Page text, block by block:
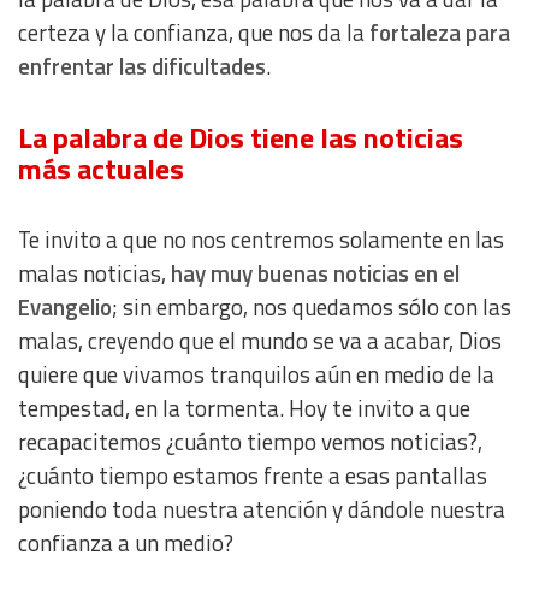
certeza y la confianza, que nos da lafortaleza para
enfrentar las dificultades.
La palabra de Dios tiene las noticias
más actuales
Te invito a que no nos centremos solamente en las
malas noticias, hay muy buenas noticias en el
Evangelio; sin embargo, nos quedamos sólo con las
malas, creyendo que el mundo se va a acabar, Dios
quiere que vivamos tranquilos aún en medio de la
tempestad, en la tormenta. Hoy te invito a que
recapacitemos ¿cuánto tiempo vemos noticias?,
¿cuánto tiempo estamos frente a esas pantallas
poniendo toda nuestra atención y dándole nuestra
confianza a un medio?
Measure content performance
Understand audiences through statistics or combinations
Develop and improve services
Use limited data to select content
Use precise geolocation data
Identify devices based on information actively requested
Non-IAB processing purposes: